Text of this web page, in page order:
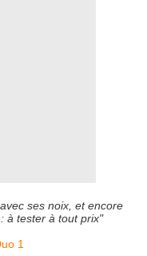
ses noix, et encore
à tester à tout prix"